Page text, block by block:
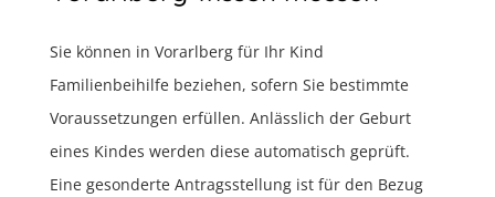
Sie können in Vorarlberg für Ihr Kind
Familienbeihilfe beziehen, sofern Sie bestimmte
Voraussetzungen erfüllen. Anlässlich der Geburt
eines Kindes werden diese automatisch geprüft.
Eine gesonderte Antragsstellung ist für den Bezug